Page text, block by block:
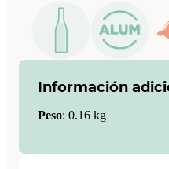
Información
Peso: 0.16 kg